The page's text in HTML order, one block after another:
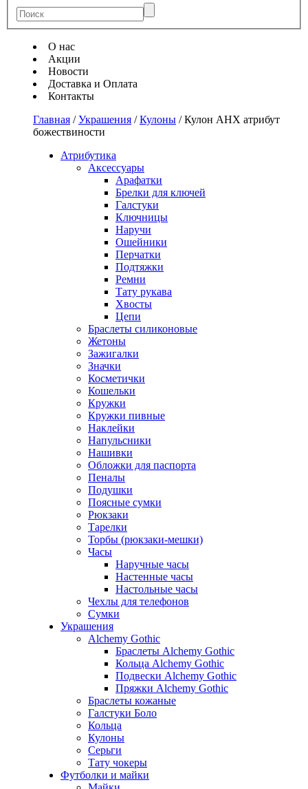
О нас
Акции
Новости
Доставка и Оплата
Контакты
Главная /Украшения /Кулоны /Кулон АНХ атрибут
божествиности
Атрибутика
Аксессуары
Арафатки
Брелки для ключей
Галстуки
Ключницы
Наручи
Ошейники
Перчатки
Подтяжки
Ремни
Тату рукава
Хвосты
Цепи
Браслеты силиконовые
Жетоны
Зажигалки
Значки
Косметички
Кошельки
Кружки
Кружки пивные
Наклейки
Напульсники
Нашивки
Обложки для паспорта
Пеналы
Подушки
Поясные сумки
Рюкзаки
Тарелки
Торбы (рюкзаки-мешки)
Часы
Наручные часы
Настенные часы
Настольные часы
Чехлы для телефонов
Сумки
Украшения
Alchemy Gothic
Браслеты Alchemy Gothic
Кольца Alchemy Gothic
Подвески Alchemy Gothic
Пряжки Alchemy Gothic
Браслеты кожаные
Галстуки Боло
Кольца
Кулоны
Серьги
Тату чокеры
Футболки и майки